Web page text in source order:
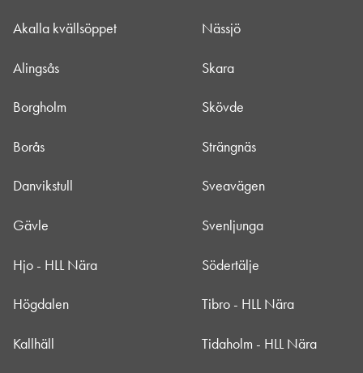
Akalla kvällsöppet
Alingsås
Borgholm
Borås
Danvikstull
Gävle
Hjo - HLL Nära
Högdalen
Kallhäll
Nässjö
Skara
Skövde
Strängnäs
Sveavägen
Svenljunga
Södertälje
Tibro - HLL Nära
Tidaholm - HLL Nära